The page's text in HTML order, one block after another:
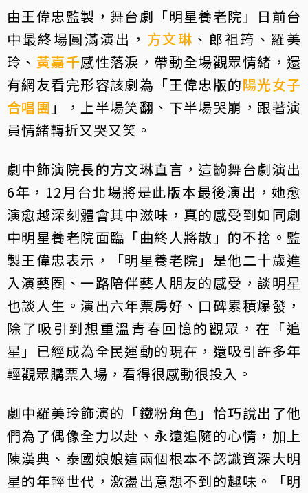
由王偉忠監製，舞台劇「明星養老院」日前台
中最終場圓滿演出， 方文琳 、郎祖筠、羅美
玲、 黃嘉千感性落淚，帶動全場觀眾情緒，還
有網友看完形容該劇為「王偉忠版的陽光女子
合唱團 」，上半場笑翻、下半場哭崩，跟著演
員情緒轉折又哭又笑。
劇中飾演院長的方文琳直言，這齣舞台劇演出
6年，12月台北場將是此版本最後演出，她愈
演愈越深刻體會其中滋味，真的感受到如同劇
中明星養老院面臨「曲終人將散」的不捨。監
製王偉忠表示，「明星養老院」是他二十歲進
入演藝圈、一路陪伴藝人朋友的感受，談明星
也談人生。演出六年票房好、口碑累積爆發，
除了吸引到想重溫青春回憶的觀眾，在「追
星」已經成為全民運動的現在，還吸引許多年
輕觀眾購票入場，看得很感動很投入。
劇中羅美玲飾演的「鐵粉角色」恰巧說出了他
們為了偶像全力以赴、永遠追隨的心情，加上
陳漢典、泰國娘娘這兩個根本不認識資深大明
星的年輕世代，激盪出意想不到的趣味。「明